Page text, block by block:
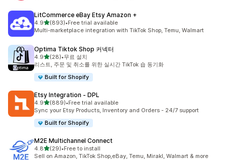
LitCommerce eBay Etsy Amazon +
4.9별 5개 중
(893)
총 리뷰 893개
•Free trial available
Multi-marketplace integration with TikTok Shop, Temu, Walmart
Optima Tiktok Shop 커넥터
4.9별 5개 중
(28)
총 리뷰 28개
•무료 설치
리스트, 주문 및 취소를 위한 실시간 TikTok 숍 동기화
Built for Shopify
Etsy Integration ‑ DPL
4.9별 5개 중
(889)
총 리뷰 889개
•Free trial available
Sync your Etsy Products, Inventory and Orders - 24/7 support
Built for Shopify
M2E Multichannel Connect
4.8별 5개 중
(29)
총 리뷰 29개
•Free to install
Sell on Amazon, TikTok Shop,eBay, Temu, Mirakl, Walmart & more